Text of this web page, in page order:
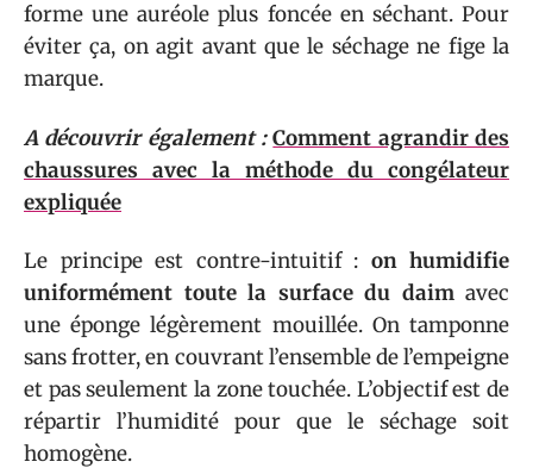
forme une auréole plus foncée en séchant. Pour
éviter ça, on agit avant que le séchage ne fige la
marque.
A découvrir également : Comment agrandir des
chaussures avec la méthode du congélateur
expliquée
Le principe est contre-intuitif : on humidifie
uniformément toute la surface du daimavec
une éponge légèrement mouillée. On tamponne
sans frotter, en couvrant l’ensemble de l’empeigne
et pas seulement la zone touchée. L’objectif est de
répartir l’humidité pour que le séchage soit
homogène.